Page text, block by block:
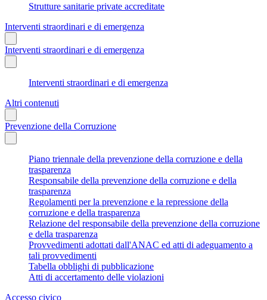
Strutture sanitarie private accreditate
Interventi straordinari e di emergenza
Interventi straordinari e di emergenza
Interventi straordinari e di emergenza
Altri contenuti
Prevenzione della Corruzione
Piano triennale della prevenzione della corruzione e della
trasparenza
Responsabile della prevenzione della corruzione e della
trasparenza
Regolamenti per la prevenzione e la repressione della
corruzione e della trasparenza
Relazione del responsabile della prevenzione della corruzione
e della trasparenza
Provvedimenti adottati dall'ANAC ed atti di adeguamento a
tali provvedimenti
Tabella obblighi di pubblicazione
Atti di accertamento delle violazioni
Accesso civico